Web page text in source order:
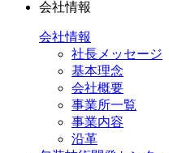
会社情報
会社情報
社長メッセージ
基本理念
会社概要
事業所一覧
事業内容
沿革